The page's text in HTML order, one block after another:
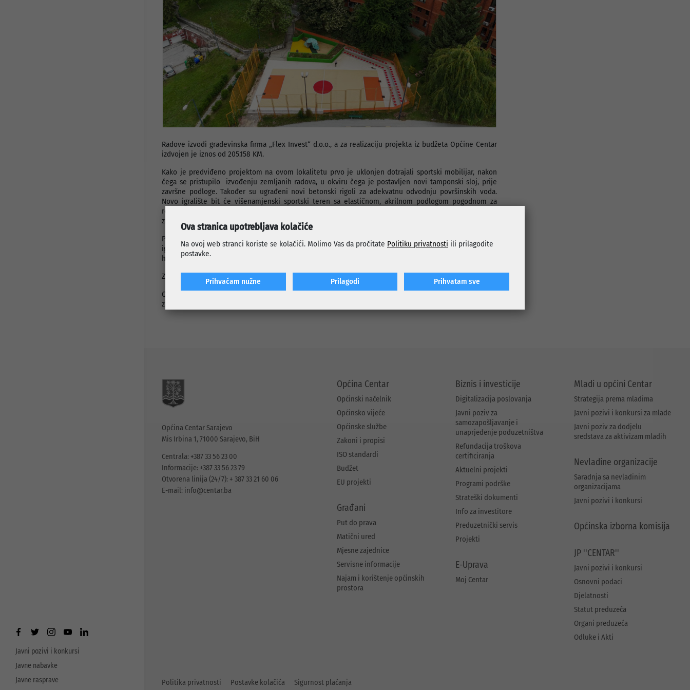
Javni pozivi i konkursi
Javne nabavke
Javne rasprave
Radove izvodi građevinska firma „Flex Invest“ d.o.o., a za realizaciju projekta iz budžeta Općine Centar
izdvojen je iznos od 205.158 KM.
Kako je predviđeno projektom na ovom lokalitetu prvo je uklonjen dotrajali sportski mobilijar, nakon
čega se pristupilo izvođenju zemljanih radova, u okviru čega je postavljen novi tamponski sloj, prije
završne podloge. Također su ugrađeni novi betonski rigoli za adekvatnu odvodnju površinskih voda.
Novo igralište bit će višenamjenski sportski teren sa elastičnom, akrilnom podlogom pogodnom za
rekreativne aktivnosti i različite sportove. Planirana je ugradnja golova standardnih dimenzija, izrada
zaštitne ograde radi sigurnosti korisnika, te postavljanje tribine sa sjedištima.
Pored sportskog terena, prostor će obogatiti i kompozitno dječije igralište, namijenjeno istovremenoj
igri većeg broja djece, kao i parkovski mobilijar i kante za otpatke. Zelene površine bit će uređene
humizacijom i zasijavanjem trave, čime će čitav prostor dobiti moderan, siguran i funkcionalan izgled.
Završetkom radova stanovnici Breke dobit će kvalitetno uređeno mjesto za sport, rekreaciju i druženje.
Općina Centar nastavlja kontinuirano unapređivati sportske i dječije prostore u svim mjesnim
zajednicama, sa ciljem stvaranja boljih i sigurnijih uslova za građane, posebno djecu i mlade.
Općina Centar Sarajevo
Mis Irbina 1, 71000 Sarajevo, BiH
Centrala: +387 33 56 23 00
Informacije: +387 33 56 23 79
Otvorena linija (24/7): + 387 33 21 60 06
E-mail: info@centar.ba
Općina Centar
Općinski načelnik
Općinsko vijeće
Općinske službe
Zakoni i propisi
ISO standardi
Budžet
EU projekti
Građani
Put do prava
Matični ured
Mjesne zajednice
Servisne informacije
Najam i korištenje općinskih
prostora
Biznis i investicije
Digitalizacija poslovanja
Javni poziv za
samozapošljavanje i
unaprjeđenje poduzetništva
Refundacija troškova
certificiranja
Aktuelni projekti
Programi podrške
Strateški dokumenti
Info za investitore
Preduzetnički servis
Projekti
E-Uprava
Moj Centar
Mladi u općini Centar
Strategija prema mladima
Javni pozivi i konkursi za mlade
Javni poziv za dodjelu
sredstava za aktivizam mladih
Nevladine organizacije
Saradnja sa nevladinim
organizacijama
Javni pozivi i konkursi
Općinska izborna komisija
JP ''CENTAR''
Javni pozivi i konkursi
Osnovni podaci
Djelatnosti
Statut preduzeća
Organi preduzeća
Odluke i Akti
Politika privatnosti Postavke kolačića Sigurnost plaćanja
Ova stranica upotrebljava kolačiće
Na ovoj web stranci koriste se kolačići. Molimo Vas da pročitate Politiku privatnosti ili prilagodite
postavke.
Prihvaćam nužne Prilagodi Prihvatam sve